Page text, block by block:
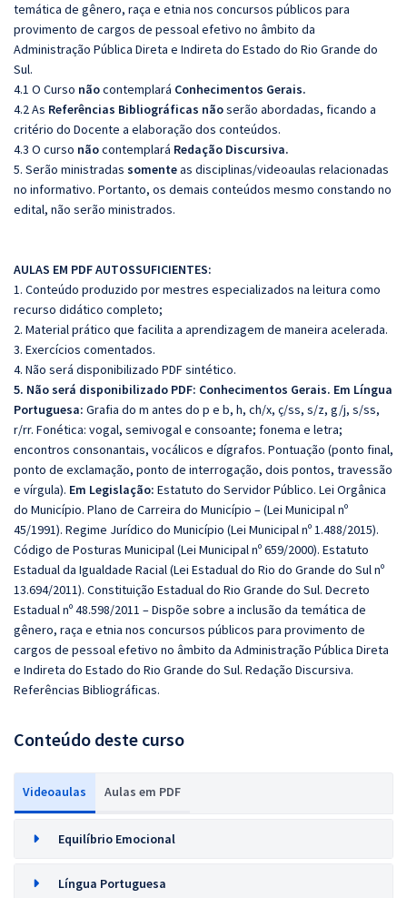
temática de gênero, raça e etnia nos concursos públicos para
provimento de cargos de pessoal efetivo no âmbito da
Administração Pública Direta e Indireta do Estado do Rio Grande do
Sul.
4.1 O Curso nãocontemplará Conhecimentos Gerais.
4.2 As Referências Bibliográficas nãoserão abordadas, ficando a
critério do Docente a elaboração dos conteúdos.
4.3 O curso nãocontemplará Redação Discursiva.
5. Serão ministradas somenteas disciplinas/videoaulas relacionadas
no informativo. Portanto, os demais conteúdos mesmo constando no
edital, não serão ministrados.
AULAS EM PDF AUTOSSUFICIENTES:
1. Conteúdo produzido por mestres especializados na leitura como
recurso didático completo;
2. Material prático que facilita a aprendizagem de maneira acelerada.
3. Exercícios comentados.
4. Não será disponibilizado PDF sintético.
5. Não será disponibilizado PDF: Conhecimentos Gerais. Em Língua
Portuguesa: Grafia do m antes do p e b, h, ch/x, ç/ss, s/z, g/j, s/ss,
r/rr. Fonética: vogal, semivogal e consoante; fonema e letra;
encontros consonantais, vocálicos e dígrafos. Pontuação (ponto final,
ponto de exclamação, ponto de interrogação, dois pontos, travessão
e vírgula). Em Legislação: Estatuto do Servidor Público. Lei Orgânica
do Município. Plano de Carreira do Município – (Lei Municipal nº
45/1991). Regime Jurídico do Município (Lei Municipal nº 1.488/2015).
Código de Posturas Municipal (Lei Municipal nº 659/2000). Estatuto
Estadual da Igualdade Racial (Lei Estadual do Rio do Grande do Sul nº
13.694/2011). Constituição Estadual do Rio Grande do Sul. Decreto
Estadual nº 48.598/2011 – Dispõe sobre a inclusão da temática de
gênero, raça e etnia nos concursos públicos para provimento de
cargos de pessoal efetivo no âmbito da Administração Pública Direta
e Indireta do Estado do Rio Grande do Sul. Redação Discursiva.
Referências Bibliográficas.
Conteúdo deste curso
Videoaulas Aulas em PDF
Equilíbrio Emocional
Língua Portuguesa